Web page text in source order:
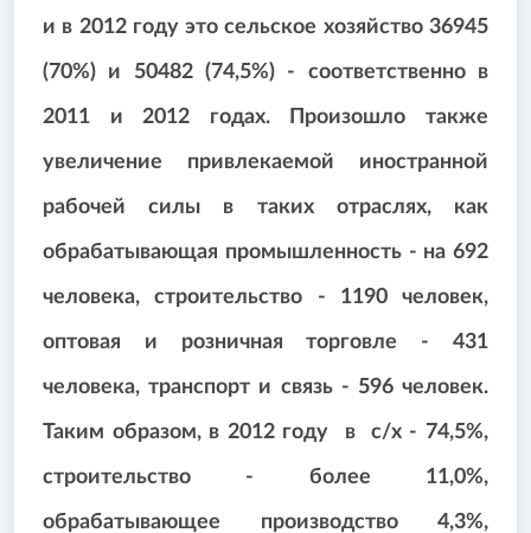
и в 2012 году это сельское хозяйство 36945
(70%) и 50482 (74,5%) - соответственно в
2011 и 2012 годах. Произошло также
увеличение привлекаемой иностранной
рабочей силы в таких отраслях, как
обрабатывающая промышленность - на 692
человека, строительство - 1190 человек,
оптовая и розничная торговле - 431
человека, транспорт и связь - 596 человек.
Таким образом, в 2012 году в с/х - 74,5%,
строительство - более 11,0%,
обрабатывающее производство 4,3%,